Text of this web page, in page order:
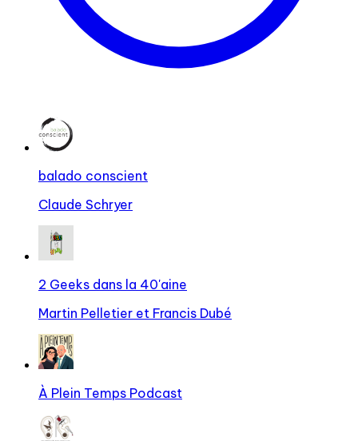
balado conscient
Claude Schryer
2 Geeks dans la 40'aine
Martin Pelletier et Francis Dubé
À Plein Temps Podcast